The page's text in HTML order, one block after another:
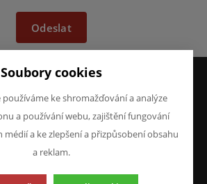
Odeslat
O FIRMĚ
O nás
Kontakty
Soubory cookies
ke shromažďování a analýze
a používání webu, zajištění fungování
médií a ke zlepšení a přizpůsobení obsahu
a reklam.